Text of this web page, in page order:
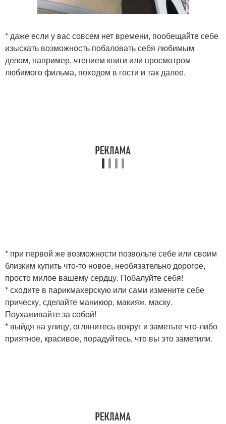
* даже если у вас совсем нет времени, пообещайте себе
изыскать возможность побаловать себя любимым
делом, например, чтением книги или просмотром
любимого фильма, походом в гости и так далее.
* при первой же возможности позвольте себе или своим
близким купить что-то новое, необязательно дорогое,
просто милое вашему сердцу. Побалуйте себя!
* сходите в парикмахерскую или сами измените себе
прическу, сделайте маникюр, макияж, маску.
Поухаживайте за собой!
* выйдя на улицу, оглянитесь вокруг и заметьте что-либо
приятное, красивое, порадуйтесь, что вы это заметили.